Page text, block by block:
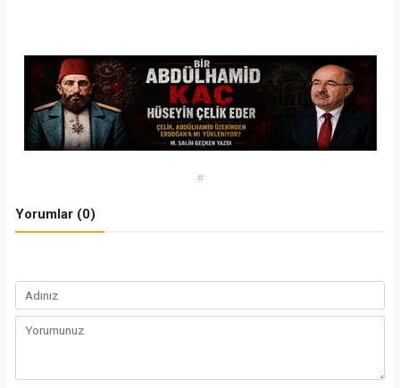
#
Yorumlar (0)